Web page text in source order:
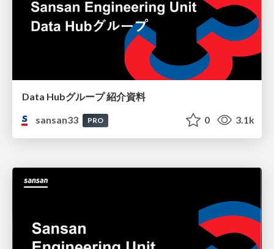
Data Hubグループ 紹介資料
sansan33
PRO 0 3.1k